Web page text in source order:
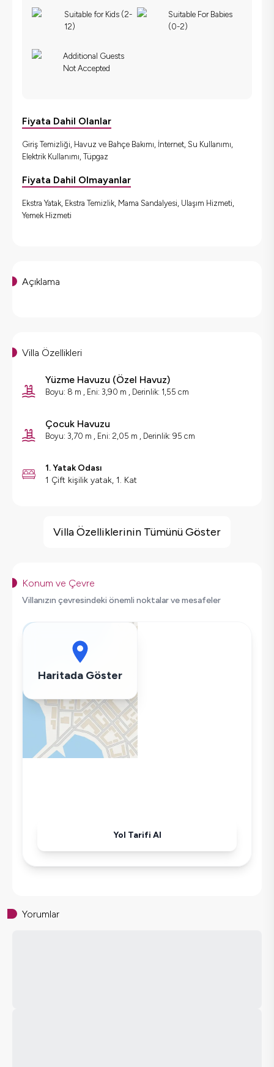
Suitable for Kids (2-
12)
Suitable For Babies
(0-2)
Additional Guests
Not Accepted
Fiyata Dahil Olanlar
Giriş Temizliği, Havuz ve Bahçe Bakımı, İnternet, Su Kullanımı,
Elektrik Kullanımı, Tüpgaz
Fiyata Dahil Olmayanlar
Ekstra Yatak, Ekstra Temizlik, Mama Sandalyesi, Ulaşım Hizmeti,
Yemek Hizmeti
Açıklama
Villa Özellikleri
Yüzme Havuzu (Özel Havuz)
Boyu: 8 m , Eni: 3,90 m , Derinlik: 1,55 cm
Çocuk Havuzu
Boyu: 3,70 m , Eni: 2,05 m , Derinlik: 95 cm
1. Yatak Odası
1 Çift kişilik yatak, 1. Kat
Hamam
Masa Tenisi
Bulaşık Makinesi
Çamaşır Makinesi
Wifi / İnternet
Tost Makinesi
Mikrodalga
Kettle
Villa Özelliklerinin Tümünü Göster
Konum ve Çevre
Villanızın çevresindeki önemli noktalar ve mesafeler
Haritada Göster
Yol Tarifi Al
Yorumlar